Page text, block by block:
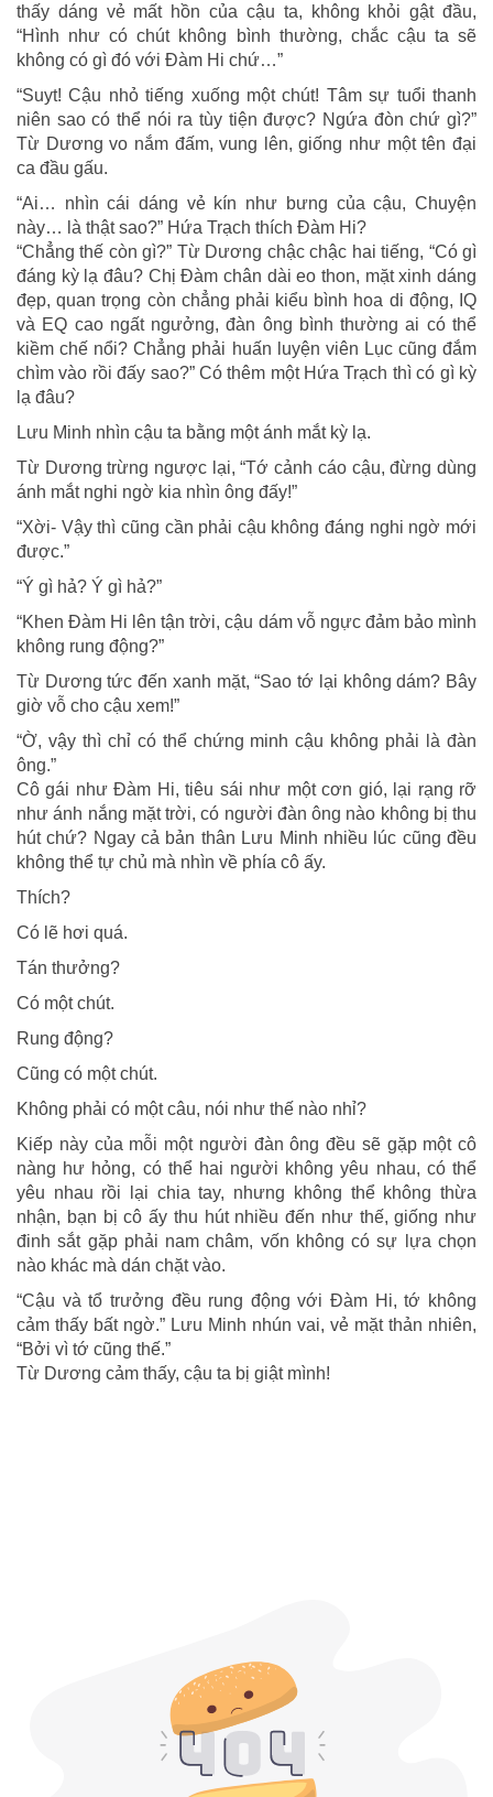
thấy dáng vẻ mất hồn của cậu ta, không khỏi gật đầu,
“Hình như có chút không bình thường, chắc cậu ta sẽ
không có gì đó với Đàm Hi chứ…”
“Suyt! Cậu nhỏ tiếng xuống một chút! Tâm sự tuổi thanh
niên sao có thể nói ra tùy tiện được? Ngứa đòn chứ gì?”
Từ Dương vo nắm đấm, vung lên, giống như một tên đại
ca đầu gấu.
“Ai… nhìn cái dáng vẻ kín như bưng của cậu, Chuyện
này… là thật sao?” Hứa Trạch thích Đàm Hi?
“Chẳng thế còn gì?” Từ Dương chậc chậc hai tiếng, “Có gì
đáng kỳ lạ đâu? Chị Đàm chân dài eo thon, mặt xinh dáng
đẹp, quan trọng còn chẳng phải kiểu bình hoa di động, IQ
và EQ cao ngất ngưởng, đàn ông bình thường ai có thể
kiềm chế nổi? Chẳng phải huấn luyện viên Lục cũng đắm
chìm vào rồi đấy sao?” Có thêm một Hứa Trạch thì có gì kỳ
lạ đâu?
Lưu Minh nhìn cậu ta bằng một ánh mắt kỳ lạ.
Từ Dương trừng ngược lại, “Tớ cảnh cáo cậu, đừng dùng
ánh mắt nghi ngờ kia nhìn ông đấy!”
“Xời- Vậy thì cũng cần phải cậu không đáng nghi ngờ mới
được.”
“Ý gì hả? Ý gì hả?”
“Khen Đàm Hi lên tận trời, cậu dám vỗ ngực đảm bảo mình
không rung động?”
Từ Dương tức đến xanh mặt, “Sao tớ lại không dám? Bây
giờ vỗ cho cậu xem!”
“Ờ, vậy thì chỉ có thể chứng minh cậu không phải là đàn
ông.”
Cô gái như Đàm Hi, tiêu sái như một cơn gió, lại rạng rỡ
như ánh nắng mặt trời, có người đàn ông nào không bị thu
hút chứ? Ngay cả bản thân Lưu Minh nhiều lúc cũng đều
không thể tự chủ mà nhìn về phía cô ấy.
Thích?
Có lẽ hơi quá.
Tán thưởng?
Có một chút.
Rung động?
Cũng có một chút.
Không phải có một câu, nói như thế nào nhỉ?
Kiếp này của mỗi một người đàn ông đều sẽ gặp một cô
nàng hư hỏng, có thể hai người không yêu nhau, có thể
yêu nhau rồi lại chia tay, nhưng không thể không thừa
nhận, bạn bị cô ấy thu hút nhiều đến như thế, giống như
đinh sắt gặp phải nam châm, vốn không có sự lựa chọn
nào khác mà dán chặt vào.
“Cậu và tổ trưởng đều rung động với Đàm Hi, tớ không
cảm thấy bất ngờ.” Lưu Minh nhún vai, vẻ mặt thản nhiên,
“Bởi vì tớ cũng thế.”
Từ Dương cảm thấy, cậu ta bị giật mình!